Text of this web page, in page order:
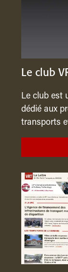
Le club
Le club est
dédié aux
transports